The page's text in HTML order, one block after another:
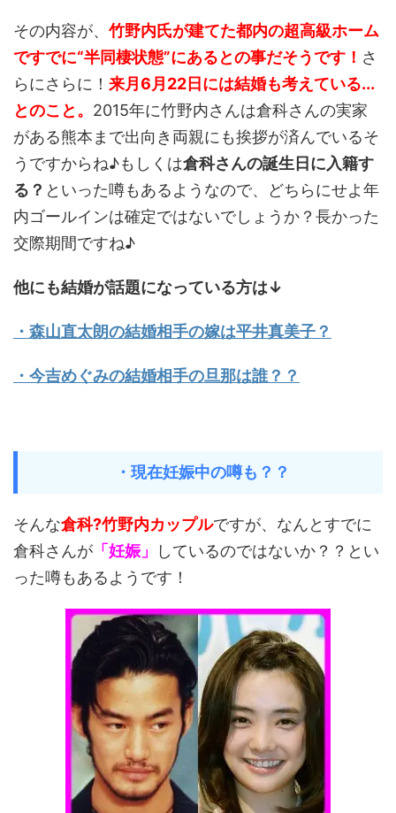
その内容が、 竹野内氏が建てた都内の超高級ホーム
ですでに“半同棲状態”にあるとの事だそうです！ さ
らにさらに！ 来月6月22日には結婚も考えている...
とのこと。 2015年に竹野内さんは倉科さんの実家
がある熊本まで出向き両親にも挨拶が済んでいるそ
うですからね♪もしくは倉科さんの誕生日に入籍す
る？ といった噂もあるようなので、どちらにせよ年
内ゴールインは確定ではないでしょうか？長かった
交際期間ですね♪
他にも結婚が話題になっている方は↓
・森山直太朗の結婚相手の嫁は平井真美子？
・今吉めぐみの結婚相手の旦那は誰？？
・現在妊娠中の噂も？？
そんな倉科?竹野内カップルですが、なんとすでに
倉科さんが 「妊娠」
しているのではないか？？とい
った噂もあるようです！